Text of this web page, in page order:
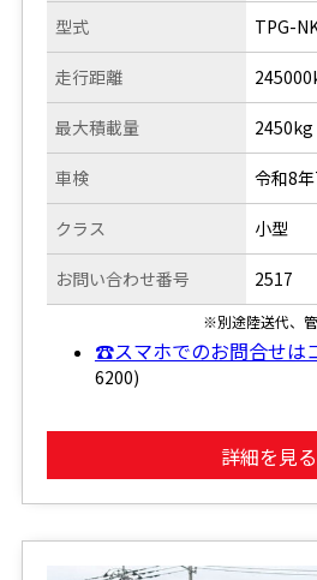
型式
走行距離
TPG-
最大積載量
車検
クラス
お問い合わせ番号
2450kg
令和8
小型
2517
※別途陸送代、
☎スマホでのお問合せは
6200)
詳細を見る